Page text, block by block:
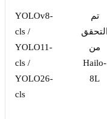
YOLOv8-
cls /
YOLO11-
cls /
YOLO26-
cls
تم
التحقق
من
Hailo-
8L